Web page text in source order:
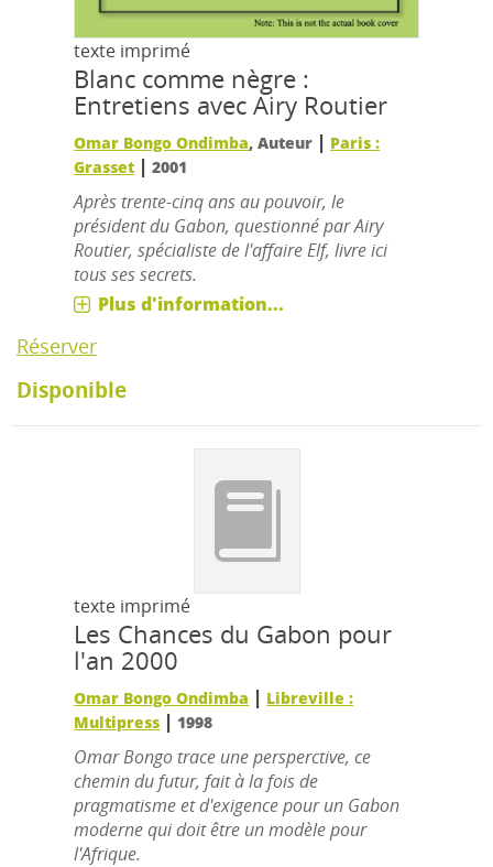
texte imprimé
Blanc comme nègre :
Entretiens avec Airy Routier
Omar Bongo Ondimba, Auteur | Paris :
Grasset |2001
Après trente-cinq ans au pouvoir, le
président du Gabon, questionné par Airy
Routier, spécialiste de l'affaire Elf, livre ici
tous ses secrets.
Plus d'information...
Réserver
Disponible
texte imprimé
Les Chances du Gabon pour
l'an 2000
Omar Bongo Ondimba | Libreville :
Multipress | 1998
Omar Bongo trace une persperctive, ce
chemin du futur, fait à la fois de
pragmatisme et d'exigence pour un Gabon
moderne qui doit être un modèle pour
l'Afrique.